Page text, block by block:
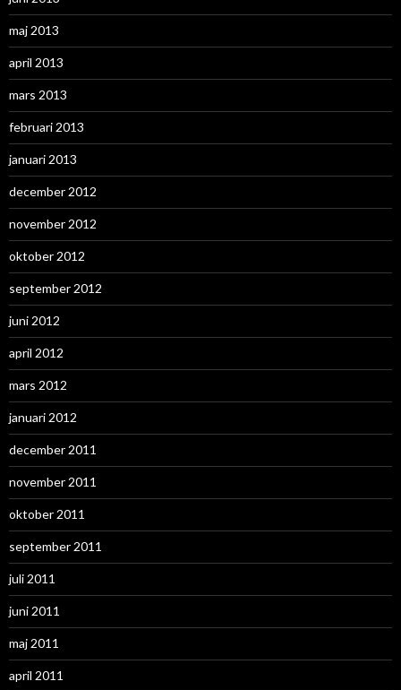
maj 2013
april 2013
mars 2013
februari 2013
januari 2013
december 2012
november 2012
oktober 2012
september 2012
juni 2012
april 2012
mars 2012
januari 2012
december 2011
november 2011
oktober 2011
september 2011
juli 2011
juni 2011
maj 2011
april 2011